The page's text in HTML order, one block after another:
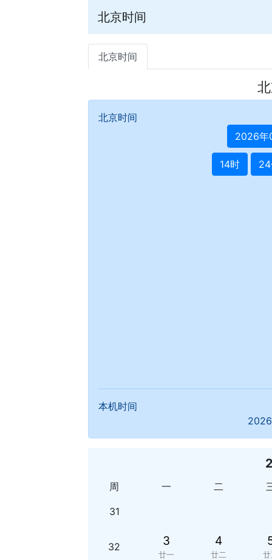
北京时间
北京时间
北京时间
2026年
14时
本机时间
周 一 二
31
32 3
廿一
4
廿二